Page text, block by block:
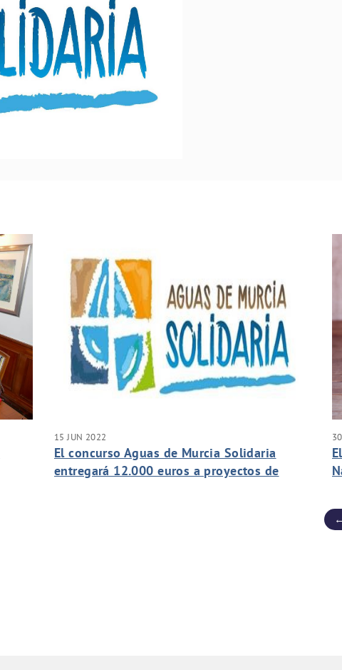
15 JUN 2022
El concurso Aguas de Murcia Solidaria
entregará 12.000 euros a proyectos de